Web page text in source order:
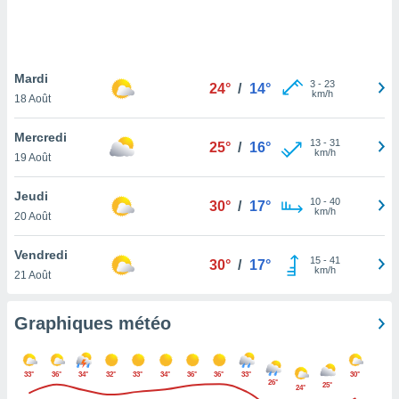
pas
de
à
cas,
que
sur le
que
ne
Mardi
18 Août
24° / 14° 3- 23
km/h
Mercredi
19 Août
25° / 16° 13- 31
km/h
Jeudi
20 Août
30° / 17° 10- 40
km/h
Vendredi
21 Août
30° / 17° 15- 41
km/h
Graphiques météo
33° 36° 34° 32° 33° 34° 36° 36°
33°
26°
24° 25°
30°